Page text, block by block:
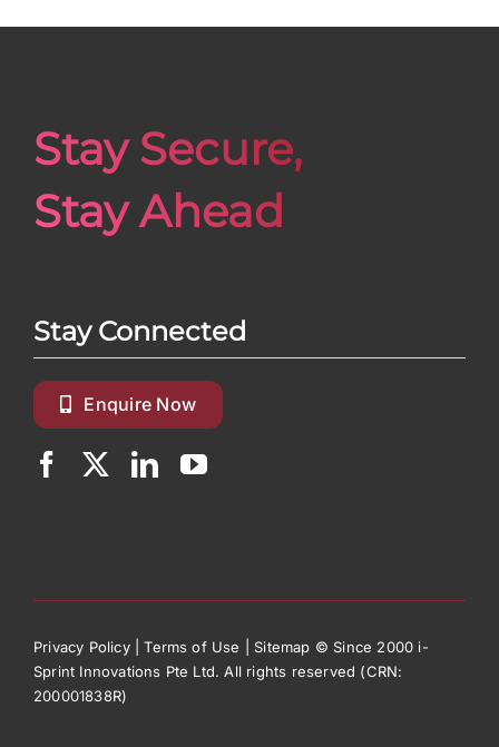
Stay Secure,
Stay Ahead
Stay Connected
Enquire Now
Privacy Policy|Terms of Use Sitemap © Since 2000 i-
Sprint Innovations Pte Ltd. All rights reserved (CRN:
200001838R)